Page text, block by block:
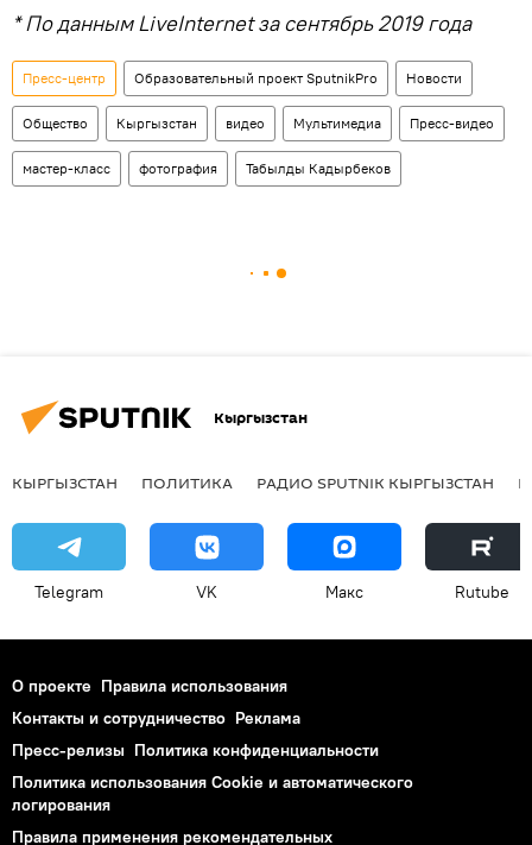
* По данным LiveInternet за сентябрь 2019 года
Пресс-центр Образовательный проект SputnikPro Новости
Общество Кыргызстан видео Мультимедиа Пресс-видео
мастер-класс фотография Табылды Кадырбеков
Кыргызстан
КЫРГЫЗСТАН ПОЛИТИКА РАДИО SPUTNIK КЫРГЫЗСТАН
Telegram VK Макс Rutube
О проекте Правила использования
Контакты и сотрудничество Реклама
Пресс-релизы Политика конфиденциальности
Политика использования Cookie и автоматического
логирования
Правила применения рекомендательных